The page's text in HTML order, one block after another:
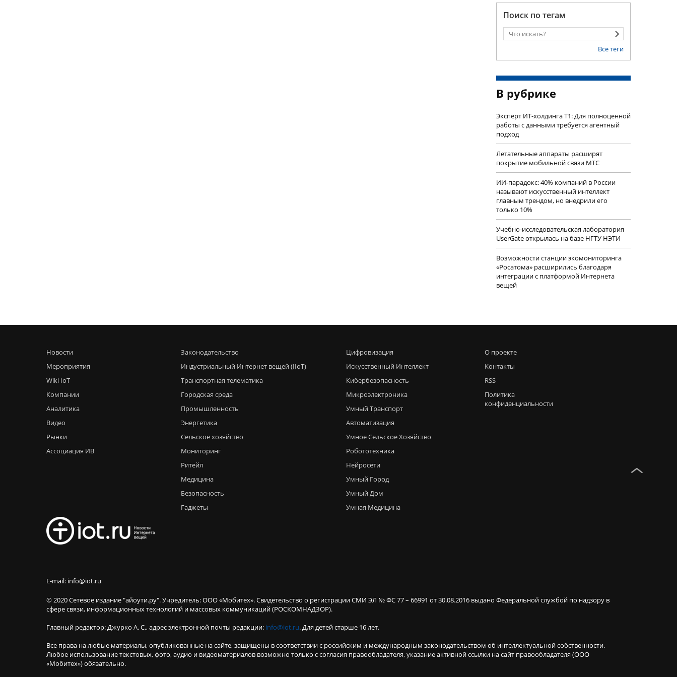
Поиск по тегам
Все теги
В рубрике
Эксперт ИТ-холдинга Т1: Для полноценной
работы с данными требуется агентный
подход
Летательные аппараты расширят
покрытие мобильной связи МТС
ИИ-парадокс: 40% компаний в России
называют искусственный интеллект
главным трендом, но внедрили его
только 10%
Учебно-исследовательская лаборатория
UserGate открылась на базе НГТУ НЭТИ
Возможности станции экомониторинга
«Росатома» расширились благодаря
интеграции с платформой Интернета
вещей
Новости
Мероприятия
Wiki IoT
Компании
Аналитика
Видео
Рынки
Ассоциация ИВ
Законодательство
Индустриальный Интернет вещей (IIoT)
Транспортная телематика
Городская среда
Промышленность
Энергетика
Сельское хозяйство
Мониторинг
Ритейл
Медицина
Безопасность
Гаджеты
Цифровизация
Искусственный Интеллект
Кибербезопасность
Микроэлектроника
Умный Транспорт
Автоматизация
Умное Сельское Хозяйство
Робототехника
Нейросети
Умный Город
Умный Дом
Умная Медицина
О проекте
Контакты
RSS
Политика
конфиденциальности
E-mail: info@iot.ru
© 2020 Сетевое издание "айоути.ру". Учредитель: ООО «Мобитех». Свидетельство о регистрации СМИ ЭЛ № ФС 77 – 66991 от 30.08.2016 выдано Федеральной службой по надзору в
сфере связи, информационных технологий и массовых коммуникаций (РОСКОМНАДЗОР).
Главный редактор: Джурко А. С., адрес электронной почты редакции: info@iot.ru. Для детей старше 16 лет.
Все права на любые материалы, опубликованные на сайте, защищены в соответствии с российским и международным законодательством об интеллектуальной собственности.
Любое использование текстовых, фото, аудио и видеоматериалов возможно только с согласия правообладателя, указание активной ссылки на сайт правообладателя (ООО
«Мобитех») обязательно.